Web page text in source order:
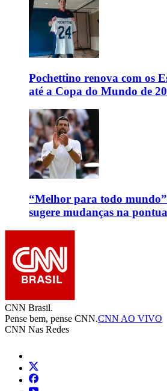
Pochettino renova com os
até a Copa do Mundo de
“Melhor para todo
sugere mudanças na
CNN Brasil.
Pense bem, pense CNN.CNN AO VIVO
CNN Nas Redes